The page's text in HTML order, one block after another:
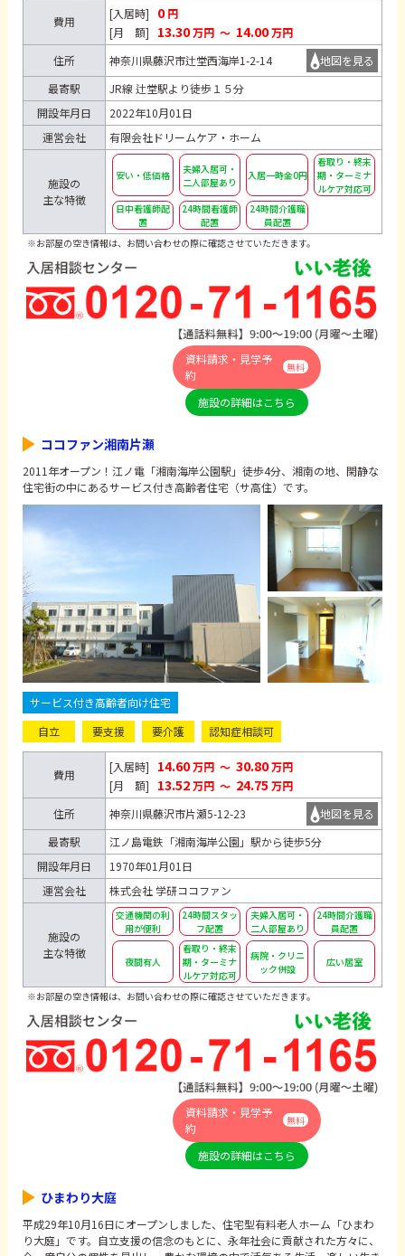
費用
[入居時] 0 円
[月 額]
13.30万円 ～ 14.00万円
住所
神奈川県藤沢市辻堂西海岸1-2-14
地図を見る
最寄駅
JR線 辻堂駅より徒歩１５分
開設年月日
2022年10月01日
運営会社
有限会社ドリームケア・ホーム
施設の
主な特徴
安い・低価格
夫婦入居可・
二人部屋あり
入居一時金0円
看取り・終末
期・ターミナ
ルケア対応可
日中看護師配
置
24時間看護師
配置
24時間介護職
員配置
※お部屋の空き情報は、お問い合わせの際に確認させていただきます。
資料請求・見学予
約
無料
施設の詳細はこちら
ココファン湘南片瀬
2011年オープン！江ノ電「湘南海岸公園駅」徒歩4分、湘南の地、閑静な
住宅街の中にあるサービス付き高齢者住宅（サ高住）です。
サービス付き高齢者向け住宅
自立
要支援 要介護 認知症相談可
費用
[入居時] 14.60万円 ～ 30.80万円
[月 額]
13.52万円 ～ 24.75万円
住所
神奈川県藤沢市片瀬5-12-23
地図を見る
最寄駅
江ノ島電鉄「湘南海岸公園」駅から徒歩5分
開設年月日
1970年01月01日
運営会社
株式会社 学研ココファン
施設の
主な特徴
交通機関の利
用が便利
24時間スタッ
フ配置
夫婦入居可・
二人部屋あり
24時間介護職
員配置
夜間有人
看取り・終末
期・ターミナ
ルケア対応可
病院・クリニ
ック併設
広い居室
※お部屋の空き情報は、お問い合わせの際に確認させていただきます。
資料請求・見学予
約
無料
施設の詳細はこちら
ひまわり大庭
平成29年10月16日にオープンしました、住宅型有料老人ホーム「ひまわ
り大庭」です。自立支援の信念のもとに、永年社会に貢献された方々に、